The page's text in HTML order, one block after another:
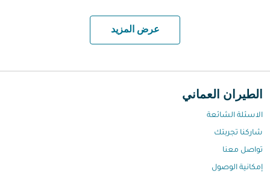
عرض المزيد
الطيران العماني
الاسئلة الشائعة
شاركنا تجربتك
تواصل معنا
إمكانية الوصول